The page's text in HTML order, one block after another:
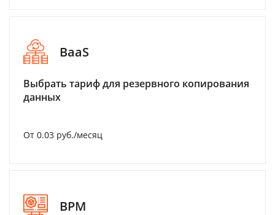
BaaS
Выбрать тариф для резервного копирования
данных
От 0.03 руб./месяц
BPM